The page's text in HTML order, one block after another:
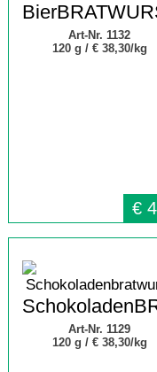
Art-Nr. 1132
120 g / € 38,30/kg
€
Art-Nr. 1129
120 g / € 38,30/kg